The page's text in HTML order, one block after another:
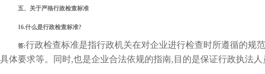
五、关于严格行政检查标准
16.什么是行政检查标准?
答:行政检查标准是指行政机关在对企业进行检查时所遵循的规
具体要求等。同时,也是企业合法依规的指南,目的是保证行政执法